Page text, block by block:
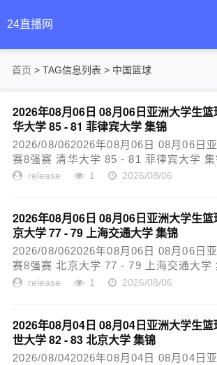
24直播网
首页 > TAG信息列表 > 中国篮球
2026年08月06日 08月06日亚洲大学生
华大学 85 - 81 菲律宾大学 集锦
2026/08/062026年08月06日 08月06日
赛8强赛 清华大学 85 - 81 菲律宾大学
release 1 2026/08/06
2026年08月06日 08月06日亚洲大学生
京大学 77 - 79 上海交通大学 集锦
2026/08/062026年08月06日 08月06日
赛8强赛 北京大学 77 - 79 上海交通大学
release 1 2026/08/06
2026年08月04日 08月04日亚洲大学生
世大学 82 - 83 北京大学 集锦
2026/08/042026年08月04日 08月04日